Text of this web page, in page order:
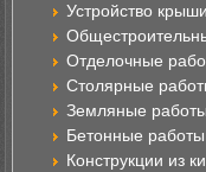
Устройство
Отделочные
Столярные
Земляные работы
Бетонные работы
Конструкции из